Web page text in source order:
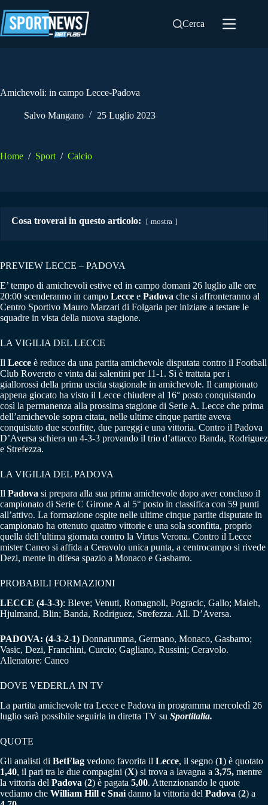
al
contenuto
Cerca
Amichevoli: in campo Lecce-Padova
Salvo Mangano 25 Luglio 2023
Home / Sport / Calcio
Cosa troverai in questo articolo: mostra
PREVIEW LECCE – PADOVA
E’ tempo di amichevoli estive ed in campo domani 26 luglio alle ore
20:00 scenderanno in campo Lecce e Padova che si affronteranno al
Centro Sportivo Mauro Marzari di Folgaria per iniziare a testare le
squadre in vista della nuova stagione.
LA VIGILIA DEL LECCE
Il Lecce è reduce da una partita amichevole disputata contro il Football
Club Rovereto e vinta dai salentini per 11-1. Si è trattata per i
giallorossi della prima uscita stagionale in amichevole. Il campionato
appena giocato ha visto il Lecce chiudere al 16° posto conquistando
così la permanenza alla prossima stagione di Serie A. Lecce che prima
dell’amichevole sopra citata, nelle ultime cinque partite aveva
conquistato due sconfitte, due pareggi e una vittoria. Contro il Padova
D’Aversa schiera un 4-3-3 provando il trio d’attacco Banda, Rodriguez
e Strefezza.
LA VIGILIA DEL PADOVA
Il Padova si prepara alla sua prima amichevole dopo aver concluso il
campionato di Serie C Girone A al 5° posto in classifica con 59 punti
all’attivo. La formazione ospite nelle ultime cinque partite disputate in
campionato ha ottenuto quattro vittorie e una sola sconfitta, proprio
quella dell’ultima giornata contro la Virtus Verona. Contro il Lecce
mister Caneo si affida a Ceravolo unica punta, a centrocampo si rivede
Dezi, mente in difesa spazio a Monaco e Gasbarro.
PROBABILI FORMAZIONI
LECCE (4-3-3): Bleve; Venuti, Romagnoli, Pogracic, Gallo; Maleh,
Hjulmand, Blin; Banda, Rodriguez, Strefezza. All. D’Aversa.
PADOVA: (4-3-2-1) Donnarumma, Germano, Monaco, Gasbarro;
Vasic, Dezi, Franchini, Curcio; Gagliano, Russini; Ceravolo.
Allenatore: Caneo
DOVE VEDERLA IN TV
La partita amichevole tra Lecce e Padova in programma mercoledì 26
luglio sarà possibile seguirla in diretta TV su Sportitalia.
QUOTE
Gli analisti di BetFlag vedono favorita il Lecce, il segno (1) è quotato
1,40, il pari tra le due compagini (X) si trova a lavagna a 3,75, mentre
la vittoria del Padova (2) è pagata 5,00. Attenzionando le quote
vediamo che William Hill e Snai danno la vittoria del Padova (2) a